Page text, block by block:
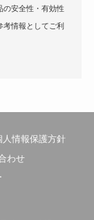
の安全性・有効性
考情報としてご利
人情報保護方針
わせ